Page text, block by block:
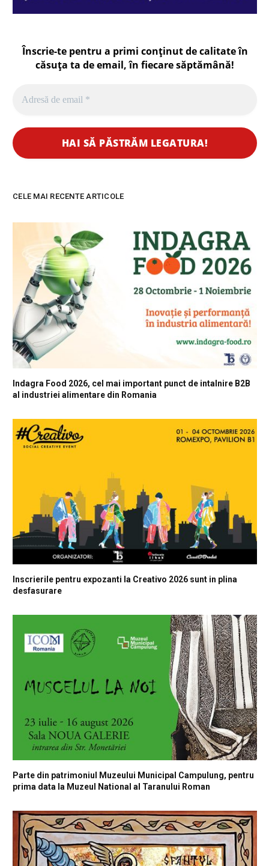
Înscrie-te pentru a primi conținut de calitate în
căsuța ta de email, în fiecaresăptămână!
CELE MAI RECENTE ARTICOLE
Indagra Food 2026, cel mai important punct de intalnire B2B
al industriei alimentare din Romania
Inscrierile pentru expozanti la Creativo 2026 sunt in plina
desfasurare
Parte din patrimoniul Muzeului Municipal Campulung, pentru
prima data la Muzeul National al Taranului Roman